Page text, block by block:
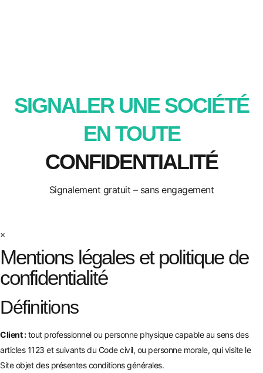
SIGNALER UNE SOCIÉTÉ
EN TOUTE
CONFIDENTIALITÉ
Signalement gratuit – sans engagement
×
Mentions légales et politique de
confidentialité
Définitions
Client :tout professionnel ou personne physique capable au sens des
articles 1123 et suivants du Code civil, ou personne morale, qui visite le
Site objet des présentes conditions générales.